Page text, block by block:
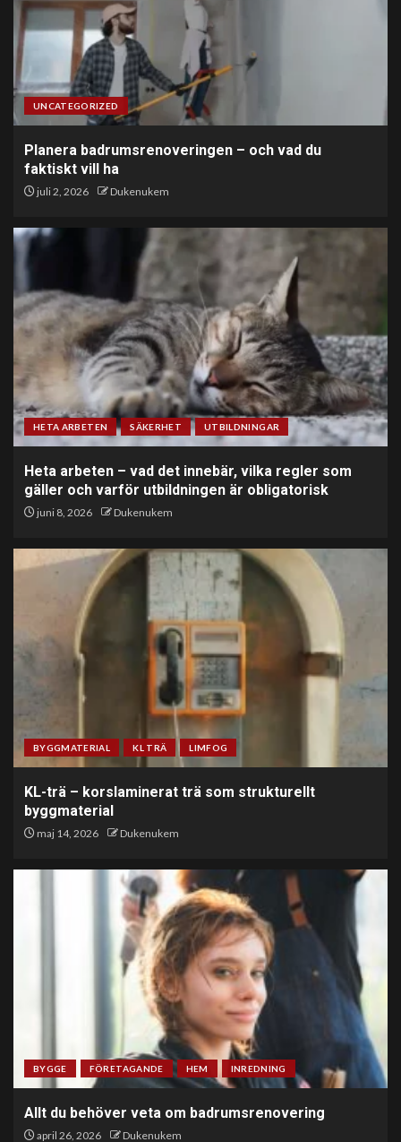
UNCATEGORIZED
Planera badrumsrenoveringen – och vad du
faktiskt vill ha
juli 2, 2026 Dukenukem
HETA ARBETEN SÄKERHET UTBILDNINGAR
Heta arbeten – vad det innebär, vilka regler som
gäller och varför utbildningen är obligatorisk
juni 8, 2026 Dukenukem
BYGGMATERIAL KL TRÄ LIMFOG
KL-trä – korslaminerat trä som strukturellt
byggmaterial
maj 14, 2026 Dukenukem
BYGGE FÖRETAGANDE HEM INREDNING
Allt du behöver veta om badrumsrenovering
april 26, 2026 Dukenukem